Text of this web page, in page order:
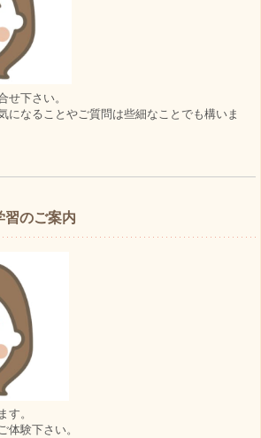
せ下さい。
になることやご質問は些細なことでも構いま
習のご案内
す。
体験下さい。